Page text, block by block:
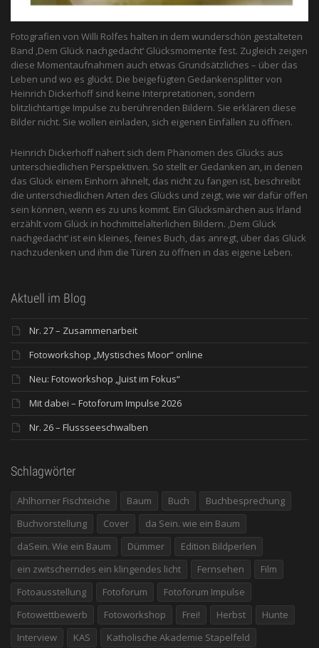
Fotografien von Willi Rolfes halten in dem wunderschön gestalteten
Band ‚Dem Glück nachgedacht‘ Glücksmomente fest. Zugleich zeigen
diese Momentaufnahmen auch etwas Grundsätzliches – über das
Leben und wo es glückt. Die beigefügten Gedankensplitter von
Heinrich Dickerhoff sind keine Interpretationen, sondern
blitzlichtartige Impulse zu berührenden Bildern. Sie erklären diese
Bilder nicht. Sie wollen einladen, sich eigenen Einfällen zu öffnen.
Heinrich Dickerhoff nähert sich dem Phänomen des Glücks aus
unterschiedlichen Perspektiven. So stellt er Gedanken an, in denen
das Glück einem Einhorn ähnelt, das nicht zu fangen ist, beschreibt
die unterschiedlichen Arten des Glücks und zeigt, wie wir dafür offen
sein können, wenn es zu uns kommt. Ein Glücksmärchen aus Irland
erzählt vom Glück in hochmittelalterlichen Bildern. ‚Dem Glück
nachgedacht‘ ist ein kleines, feines Buch, das anregt, über das Glück
nachzudenken und ihm die Türen zu öffnen in das eigene Leben.
Aktuell im Blog
Nr. 27 – Zusammenarbeit
Fotoworkshop „Mystisches Moor“ online
Neu: Fotoworkshop „Juist im Fokus“
Mit dabei – Fotoforum Impulse 2026
Nr. 26 – Flussseeschwalben
Schlagwörter
Ahlhorner Fischteiche Baum Buch
Buchbesprechung
Buchvorstellung
Cover
da Sein. wie ein Baum
daSein. Wie ein Baum
Dümmer
Edition Bildperlen
ein zwitscherndes ein klingendes licht
Fernsehen
Film
Fotoausstellung
Fotoforum
Fotoforum Impulse
Fotowettbewerb
Fotoworkshop Frei! Herbst
Hunte
Interview
KAS Katholische Akademie Stapelfeld